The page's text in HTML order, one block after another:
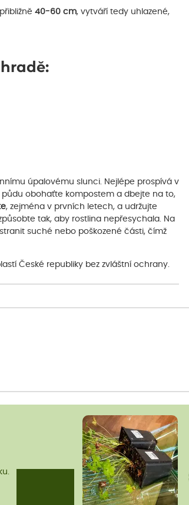
40-60 cm, vytváří tedy uhlazené,
úpalovému slunci. Nejlépe prospívá v
půdu obohaťte kompostem a dbejte na to,
, zejména v prvních letech, a udržujte
tak, aby rostlina nepřesychala. Na
suché nebo poškozené části, čímž
České republiky bez zvláštní ochrany.